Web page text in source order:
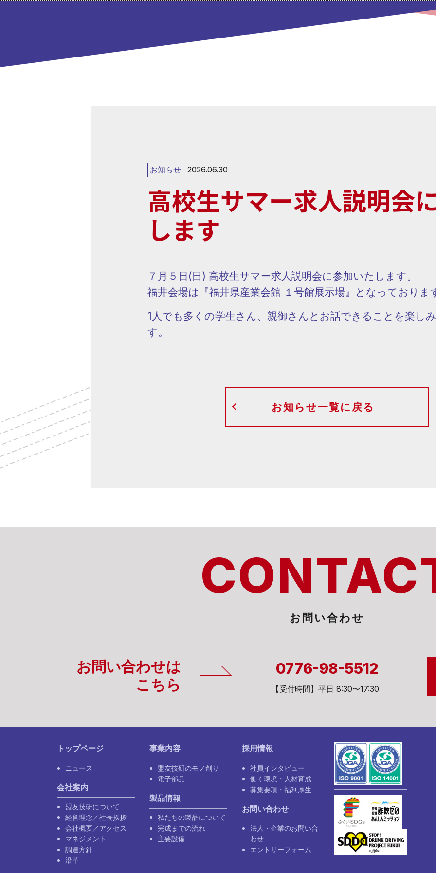
お知らせ 2026.06.30
高校生サマー求人説明会
します
７月５日(日) 高校生サマー求人説明会に参加いたします。
福井会場は『福井県産業会館 １号館展示場』となっておりま
1人でも多くの学生さん、親御さんとお話できることを楽し
す。
お知らせ一覧に戻る
お問い合わせ
お問い合わせは
こちら
0776-98-5512
【受付時間】平日 8:30〜17:30
トップページ
ニュース
会社案内
盟友技研について
経営理念／社長挨拶
会社概要／アクセス
マネジメント
調達方針
沿革
事業内容
盟友技研のモノ創り
電子部品
製品情報
私たちの製品について
完成までの流れ
主要設備
採用情報
社員インタビュー
働く環境・人材育成
募集要項・福利厚生
お問い合わせ
法人・企業のお問い合
わせ
エントリーフォーム